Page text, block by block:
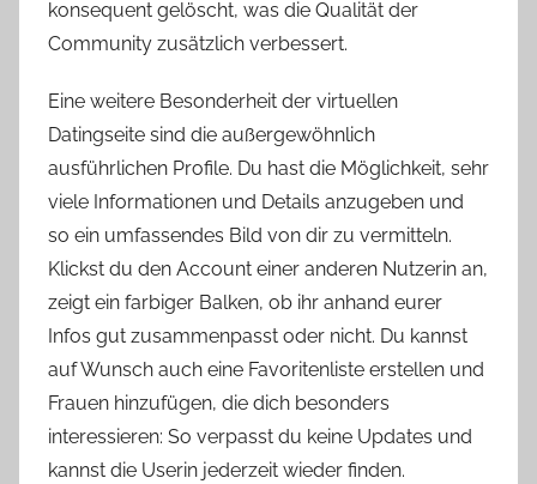
konsequent gelöscht, was die Qualität der
Community zusätzlich verbessert.
Eine weitere Besonderheit der virtuellen
Datingseite sind die außergewöhnlich
ausführlichen Profile. Du hast die Möglichkeit, sehr
viele Informationen und Details anzugeben und
so ein umfassendes Bild von dir zu vermitteln.
Klickst du den Account einer anderen Nutzerin an,
zeigt ein farbiger Balken, ob ihr anhand eurer
Infos gut zusammenpasst oder nicht. Du kannst
auf Wunsch auch eine Favoritenliste erstellen und
Frauen hinzufügen, die dich besonders
interessieren: So verpasst du keine Updates und
kannst die Userin jederzeit wieder finden.